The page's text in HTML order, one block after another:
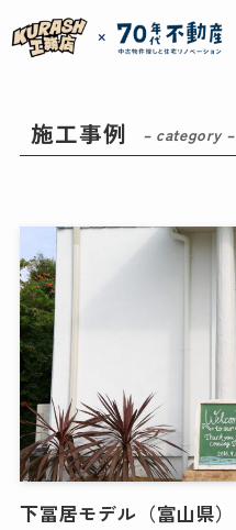
施工事例 – category –
下冨居モデル（富山県）